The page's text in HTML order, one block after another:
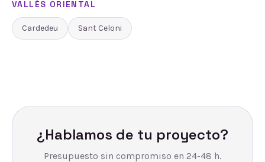
VALLÈS ORIENTAL
Cardedeu Sant Celoni
¿Hablamos de tu proyecto?
Presupuesto sin compromiso en 24-48 h.